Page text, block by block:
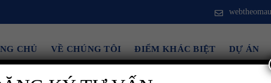
CHỦ VỀ CHÚNG TÔI ĐIỂM KHÁC BIỆT DỰ ÁN